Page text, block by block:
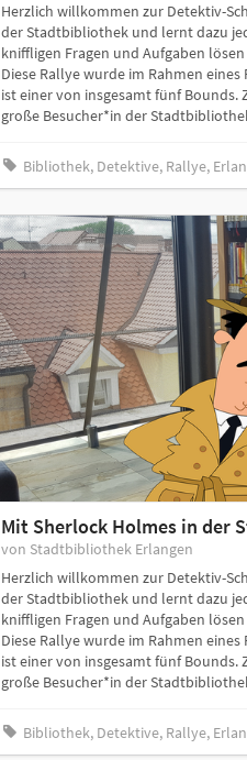
Herzlich willkommen zur Detektiv-
der Stadtbibliothek und lernt dazu
kniffligen Fragen und Aufgaben
Diese Rallye wurde im Rahmen
ist einer von insgesamt fünf
große Besucher*in der
Bibliothek, Detektive, Rallye,
Mit Sherlock Holmes in der
von Stadtbibliothek Erlangen
Herzlich willkommen zur Detektiv-
der Stadtbibliothek und lernt dazu
kniffligen Fragen und Aufgaben
Diese Rallye wurde im Rahmen
ist einer von insgesamt fünf
große Besucher*in der
Bibliothek, Detektive, Rallye,